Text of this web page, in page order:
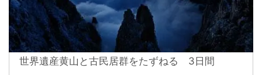
世界遺産黄山と古民居群をたずねる 3日間